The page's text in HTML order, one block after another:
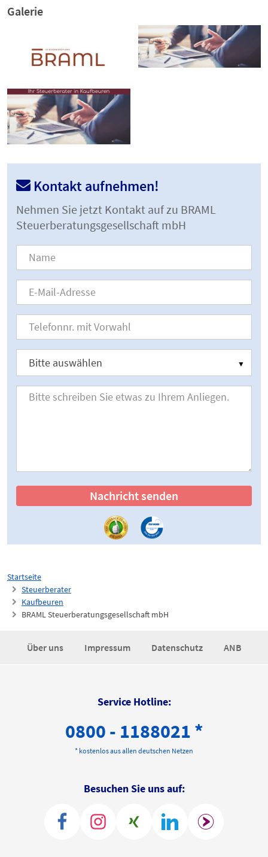
Startseite
Steuerberater
Kaufbeuren
BRAML Steuerberatungsgesellschaft mbH
Galerie
Kontakt aufnehmen!
Nehmen Sie jetzt Kontakt auf zu BRAML
Steuerberatungsgesellschaft mbH
Nachricht senden
Über uns Impressum Datenschutz ANB
Service Hotline:
0800 - 1188021 *
* kostenlos aus allen deutschen Netzen
Besuchen Sie uns auf: